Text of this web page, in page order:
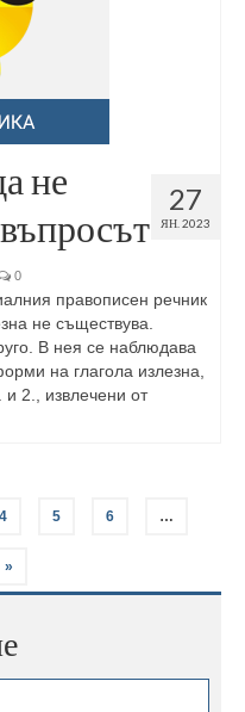
27
ЯН. 2023
не
0
правописен речник
не съществува.
В нея се наблюдава
на глагола излезна,
и 2., извлечени от
4 5 6 …
»